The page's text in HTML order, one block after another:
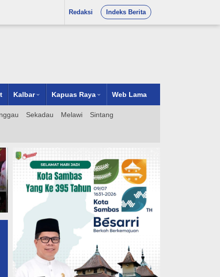
Redaksi Indeks Berita
Kalbar Kapuas Raya Web Lama
Sekadau Melawi Sintang